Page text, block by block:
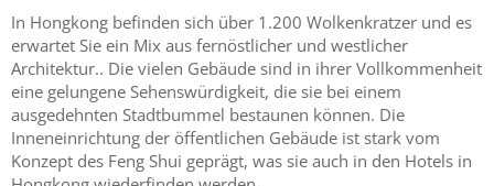
In Hongkong befinden sich über 1.200 Wolkenkratzer und es
erwartet Sie ein Mix aus fernöstlicher und westlicher
Architektur.. Die vielen Gebäude sind in ihrer Vollkommenheit
eine gelungene Sehenswürdigkeit, die sie bei einem
ausgedehnten Stadtbummel bestaunen können. Die
Inneneinrichtung der öffentlichen Gebäude ist stark vom
Konzept des Feng Shui geprägt, was sie auch in den Hotels in